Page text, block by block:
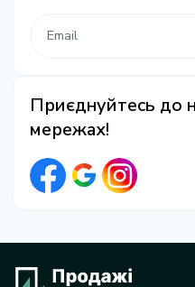
Приєднуйтесь до
мережах!